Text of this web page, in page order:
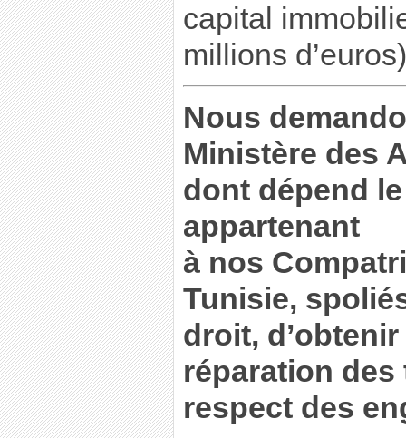
capital
millions
Nous
Ministère des
dont dépend
appartenant
à nos
Tunisie,
droit,
réparation
respect des